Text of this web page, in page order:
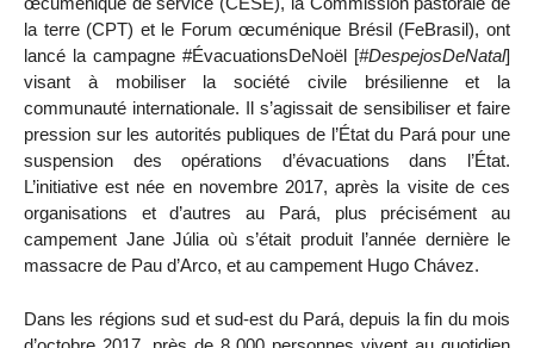
la terre (CPT) et le Forum œcuménique Brésil (FeBrasil), ont
lancé la campagne #ÉvacuationsDeNoël [#DespejosDeNatal]
visant à mobiliser la société civile brésilienne et la
communauté internationale. Il s’agissait de sensibiliser et faire
pression sur les autorités publiques de l’État du Pará pour une
suspension des opérations d’évacuations dans l’État.
L’initiative est née en novembre 2017, après la visite de ces
organisations et d’autres au Pará, plus précisément au
campement Jane Júlia où s’était produit l’année dernière le
massacre de Pau d’Arco, et au campement Hugo Chávez.
Dans les régions sud et sud-est du Pará, depuis la fin du mois